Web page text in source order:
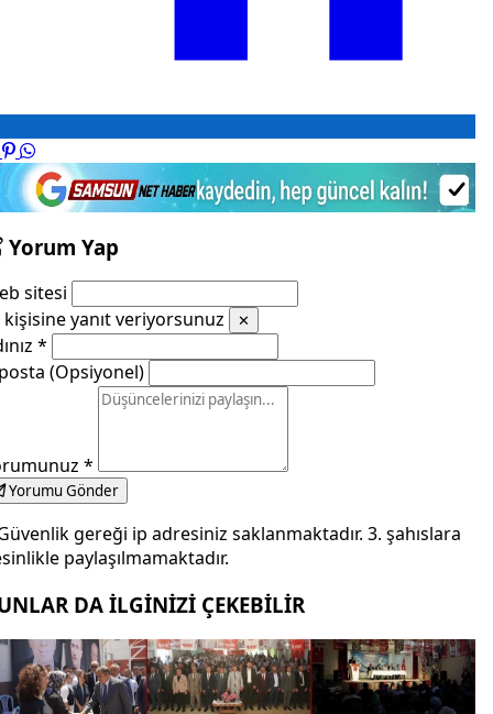
Yorum Yap
sitesi
kişisine yanıt veriyorsunuz
✕
*
(Opsiyonel)
*
Yorumu Gönder
gereği ip adresiniz saklanmaktadır. 3. şahıslara
paylaşılmamaktadır.
DA İLGİNİZİ ÇEKEBİLİR